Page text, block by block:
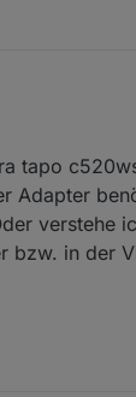
13:55
tapo
Adapter
verstehe
in der